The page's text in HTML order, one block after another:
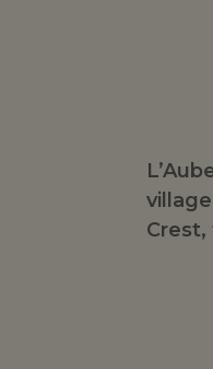
Crest,